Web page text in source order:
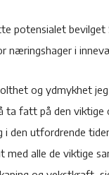
potensialet
næringshager i
og ydmykhet
ta fatt på den viktige
i den utfordrende
med alle de viktige